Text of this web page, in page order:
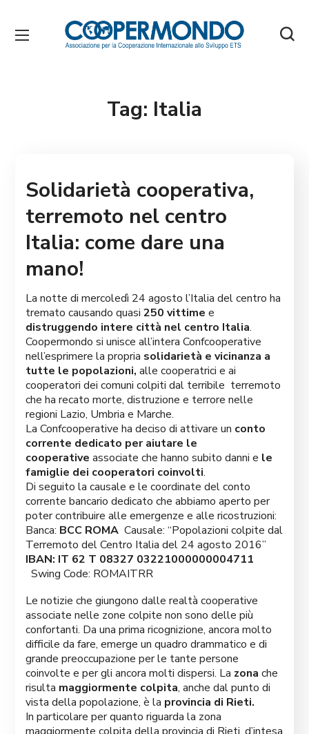
Tag: Italia
Solidarietà cooperativa,
terremoto nel centro
Italia: come dare una
mano!
La notte di mercoledì 24 agosto l’Italia del centro ha
tremato causando quasi250 vittime e
distruggendo intere città nel centro Italia.
Coopermondo si unisce all’intera Confcooperative
nell’esprimere la propria solidarietà e vicinanza a
tutte le popolazioni, alle cooperatrici e ai
cooperatori dei comuni colpiti dal terribile terremoto
che ha recato morte, distruzione e terrore nelle
regioni Lazio, Umbria e Marche.
La Confcooperative ha deciso di attivare un conto
corrente dedicato per aiutare le
cooperative associate che hanno subito danni e le
famiglie dei cooperatori coinvolti.
Di seguito la causale e le coordinate del conto
corrente bancario dedicato che abbiamo aperto per
poter contribuire alle emergenze e alle ricostruzioni:
Banca: BCC ROMA Causale: “Popolazioni colpite dal
Terremoto del Centro Italia del 24 agosto 2016”
IBAN: IT 62 T 08327 03221000000004711
Swing Code: ROMAITRR
Le notizie che giungono dalle realtà cooperative
associate nelle zone colpite non sono delle più
confortanti. Da una prima ricognizione, ancora molto
difficile da fare, emerge un quadro drammatico e di
grande preoccupazione per le tante persone
coinvolte e per gli ancora molti dispersi. La zona che
risulta maggiormente colpita, anche dal punto di
vista della popolazione, è la provincia di Rieti.
In particolare per quanto riguarda la zona